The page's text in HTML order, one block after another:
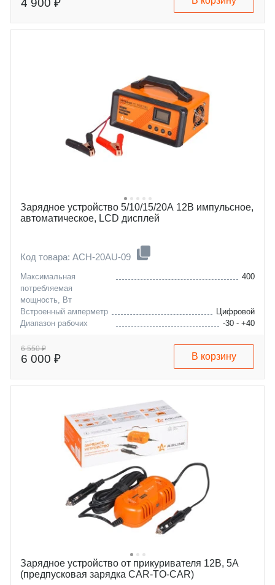
заряжаемой АКБ, А/ч
4 900 ₽
Зарядное устройство 5/10/15/20А 12В импульсное,
автоматическое, LCD дисплей
Код товара: ACH-20AU-09
Максимальная
потребляемая
мощность, Вт
400
Встроенный амперметр
Цифровой
Диапазон рабочих
-30 - +40
Максимальная емкость
заряжаемой АКБ, А/ч
250
6 550 ₽
6 000 ₽ В корзину
Зарядное устройство от прикуривателя 12В, 5А
(предпусковая зарядка CAR-TO-CAR)